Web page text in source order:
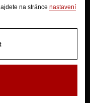
na stránce nastavení